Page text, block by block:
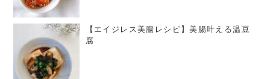
【エイジレス美腸レシピ】美腸叶える温豆
腐